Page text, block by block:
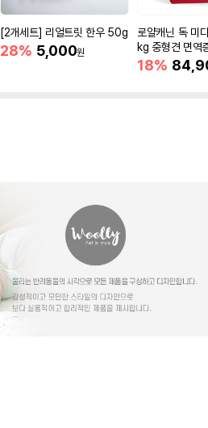
[2개세트] 리얼트릿 한우 50g
28% 5,000원
로얄캐닌 독 미
kg 중형견 면역
18%